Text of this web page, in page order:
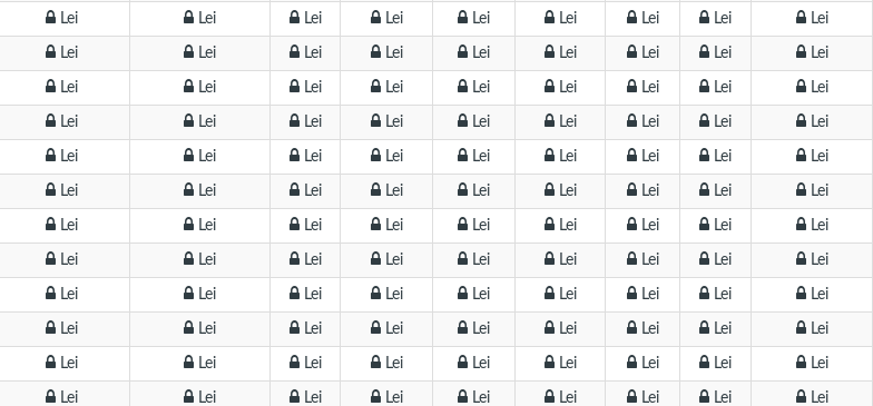
Lei Lei Lei Lei Lei Lei Lei Lei Lei
Lei Lei Lei Lei Lei Lei Lei Lei Lei
Lei Lei Lei Lei Lei Lei Lei Lei Lei
Lei Lei Lei Lei Lei Lei Lei Lei Lei
Lei Lei Lei Lei Lei Lei Lei Lei Lei
Lei Lei Lei Lei Lei Lei Lei Lei Lei
Lei Lei Lei Lei Lei Lei Lei Lei Lei
Lei Lei Lei Lei Lei Lei Lei Lei Lei
Lei Lei Lei Lei Lei Lei Lei Lei Lei
Lei Lei Lei Lei Lei Lei Lei Lei Lei
Lei Lei Lei Lei Lei Lei Lei Lei Lei
Lei Lei Lei Lei Lei Lei Lei Lei Lei